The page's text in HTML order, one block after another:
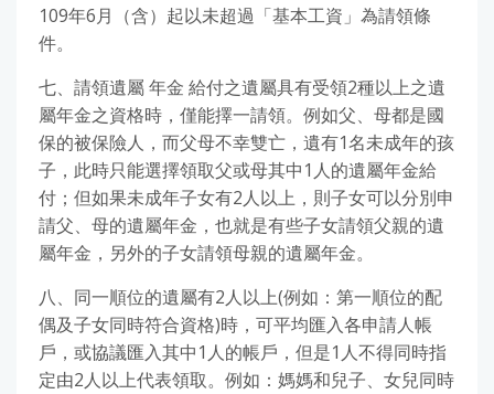
109年6月（含）起以未超過「基本工資」為請領條
件。
七、請領遺屬 年金 給付之遺屬具有受領2種以上之遺
屬年金之資格時，僅能擇一請領。例如父、母都是國
保的被保險人，而父母不幸雙亡，遺有1名未成年的孩
子，此時只能選擇領取父或母其中1人的遺屬年金給
付；但如果未成年子女有2人以上，則子女可以分別申
請父、母的遺屬年金，也就是有些子女請領父親的遺
屬年金，另外的子女請領母親的遺屬年金。
八、同一順位的遺屬有2人以上(例如：第一順位的配
偶及子女同時符合資格)時，可平均匯入各申請人帳
戶，或協議匯入其中1人的帳戶，但是1人不得同時指
定由2人以上代表領取。例如：媽媽和兒子、女兒同時